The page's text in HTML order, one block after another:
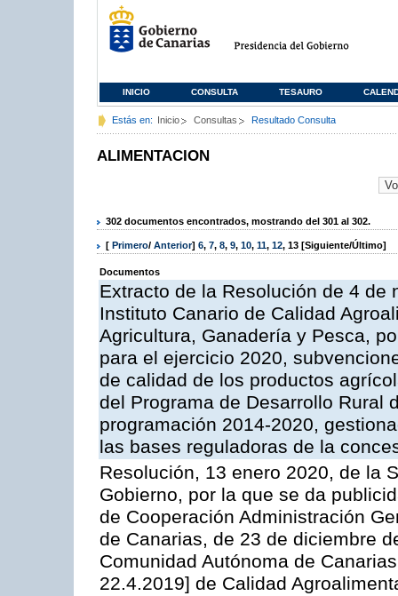
INICIO CONSULTA TESAURO
Estás en: Inicio Consultas Resultado Consulta
ALIMENTACION
302 documentos encontrados, mostrando del 301 al 302.
[ Primero/ Anterior] 6, 7, 8, 9, 10, 11, 12, 13 [Siguiente/Último]
Documentos
Extracto de la Resolución de 4 de
Instituto Canario de Calidad
Agricultura, Ganadería y Pesca,
para el ejercicio 2020,
de calidad de los productos
del Programa de Desarrollo Rural
programación 2014-2020,
las bases reguladoras de la
Resolución, 13 enero 2020, de la
Gobierno, por la que se da
de Cooperación Administración
de Canarias, de 23 de diciembre
Comunidad Autónoma de
22.4.2019] de Calidad